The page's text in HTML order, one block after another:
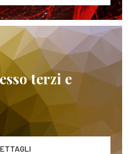
terzi e